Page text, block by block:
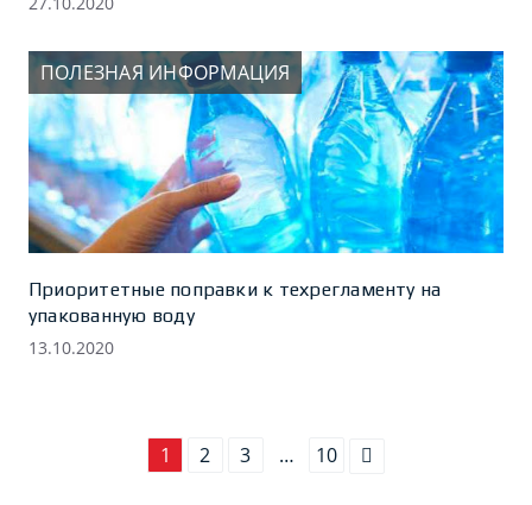
ПОЛЕЗНАЯ ИНФОРМАЦИЯ
Приоритетные поправки к техрегламенту на
упакованную воду
13.10.2020
1 2 3 … 10